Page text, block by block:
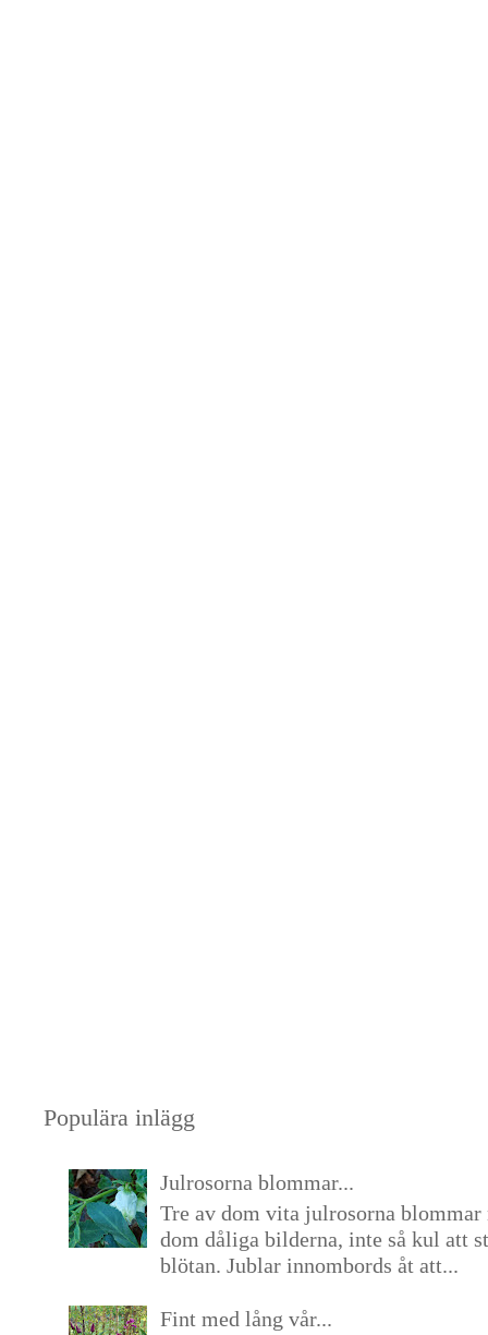
Populära inlägg
Julrosorna blommar...
Tre av dom vita julrosorna blommar
dom dåliga bilderna, inte så kul att
blötan. Jublar innombords åt att...
Fint med lång vår...